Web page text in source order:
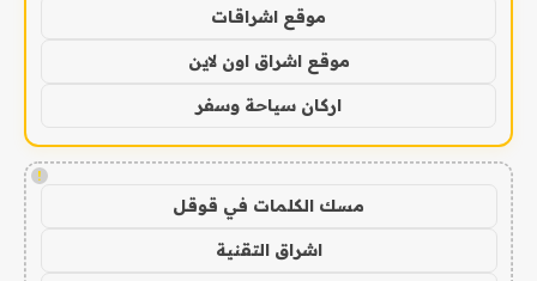
موقع اشراقات
موقع اشراق اون لاين
اركان سياحة وسفر
!
مسك الكلمات في قوقل
اشراق التقنية